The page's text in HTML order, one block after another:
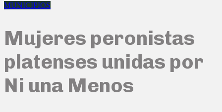
MUNICIPIOS
Mujeres peronistas
platenses unidas por
Ni una Menos